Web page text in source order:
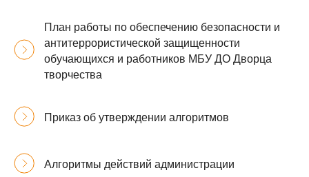
План работы по обеспечению безопасности и
антитеррористической защищенности
обучающихся и работников МБУ ДО Дворца
творчества
Приказ об утверждении алгоритмов
Алгоритмы действий администрации